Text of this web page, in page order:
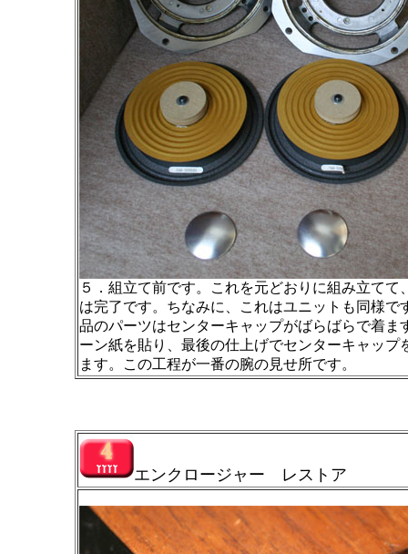
５．組立て前です。これを元どおりに組み立てて
は完了です。ちなみに、これはユニットも同様で
品のパーツはセンターキャップがばらばらで着ま
ーン紙を貼り、最後の仕上げでセンターキャップ
ます。この工程が一番の腕の見せ所です。
エンクロージャー レストア